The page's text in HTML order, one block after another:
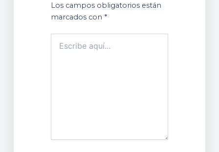
Los campos obligatorios están
marcados con *
aquí...